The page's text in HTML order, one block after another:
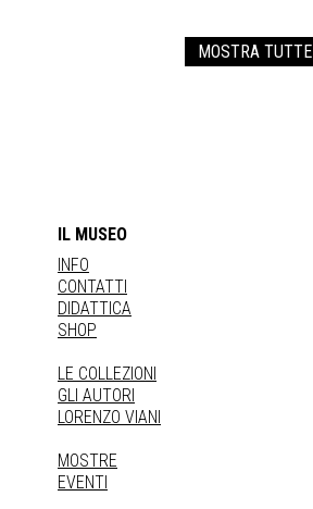
MOSTRA TUTTE
IL MUSEO
INFO
CONTATTI
DIDATTICA
SHOP
LE COLLEZIONI
GLI AUTORI
LORENZO VIANI
MOSTRE
EVENTI